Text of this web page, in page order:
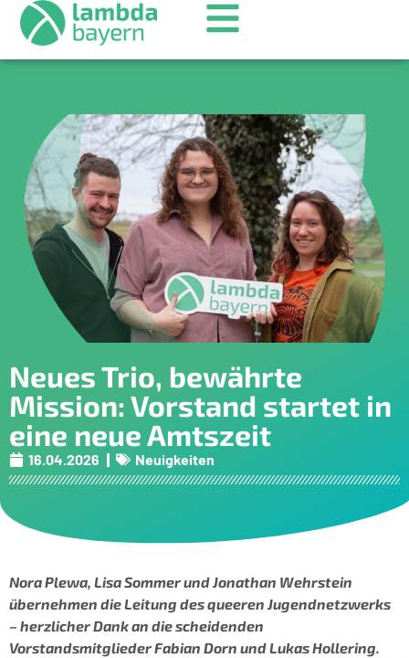
Neues Trio, bewährte
Mission: Vorstand startet in
eine neue Amtszeit
16.04.2026 Neuigkeiten
Nora Plewa, Lisa Sommer und Jonathan Wehrstein
übernehmen die Leitung des queeren Jugendnetzwerks
– herzlicher Dank an die scheidenden
Vorstandsmitglieder Fabian Dorn und Lukas Hollering.